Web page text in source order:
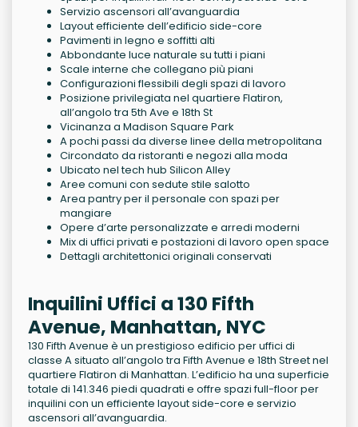
Servizio ascensori all’avanguardia
Layout efficiente dell’edificio side-core
Pavimenti in legno e soffitti alti
Abbondante luce naturale su tutti i piani
Scale interne che collegano più piani
Configurazioni flessibili degli spazi di lavoro
Posizione privilegiata nel quartiere Flatiron,
all’angolo tra 5th Ave e 18th St
Vicinanza a Madison Square Park
A pochi passi da diverse linee della metropolitana
Circondato da ristoranti e negozi alla moda
Ubicato nel tech hub Silicon Alley
Aree comuni con sedute stile salotto
Area pantry per il personale con spazi per
mangiare
Opere d’arte personalizzate e arredi moderni
Mix di uffici privati e postazioni di lavoro open space
Dettagli architettonici originali conservati
Inquilini Uffici a 130 Fifth
Avenue, Manhattan, NYC
130 Fifth Avenue è un prestigioso edificio per uffici di
classe A situato all’angolo tra Fifth Avenue e 18th Street nel
quartiere Flatiron di Manhattan. L’edificio ha una superficie
totale di 141.346 piedi quadrati e offre spazi full-floor per
inquilini con un efficiente layout side-core e servizio
ascensori all’avanguardia.